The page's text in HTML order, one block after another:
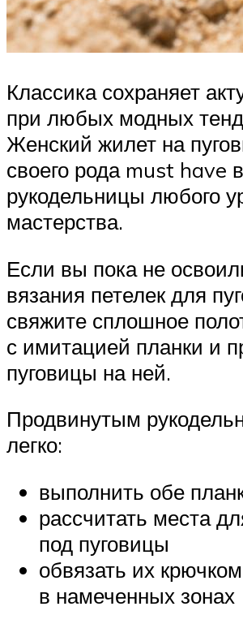
Классика сохраняет
при любых модных
Женский жилет на
своего рода must have
рукодельницы любого
мастерства.
Если вы пока не
вязания петелек для
свяжите сплошное
с имитацией планки и
пуговицы на ней.
Продвинутым
легко:
выполнить обе
рассчитать места
под пуговицы
обвязать их
в намеченных зонах